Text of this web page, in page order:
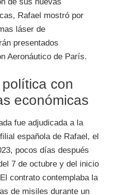
Rafael mostró por
láser de
presentados
Aeronáutico de París.
con
económicas
fue adjudicada a la
española de Rafael, el
pocos días después
7 de octubre y del inicio
contrato contemplaba la
de misiles durante un